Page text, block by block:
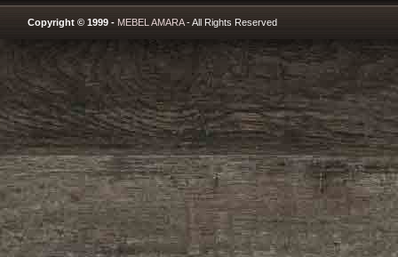
Copyright © 1999 - MEBEL AMARA- All Rights Reserved